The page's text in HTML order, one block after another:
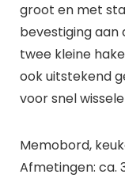
groot en met
bevestiging aan
twee kleine
ook uitstekend
voor snel
Memobord,
Afmetingen: ca.